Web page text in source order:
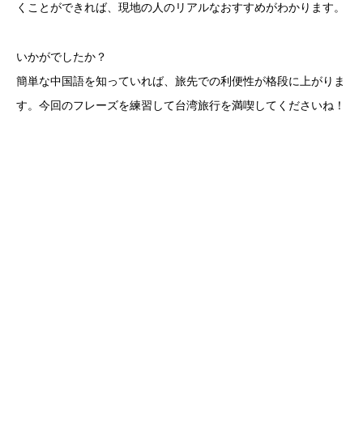
くことができれば、現地の人のリアルなおすすめがわかります。
いかがでしたか？
簡単な中国語を知っていれば、旅先での利便性が格段に上がりま
す。今回のフレーズを練習して台湾旅行を満喫してくださいね！